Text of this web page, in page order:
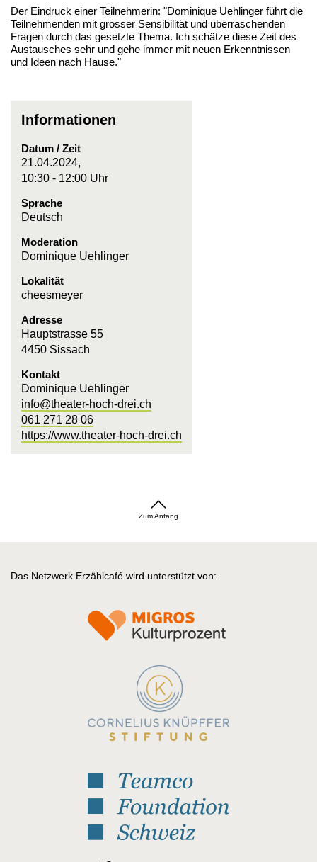
Der Eindruck einer Teilnehmerin: "Dominique Uehlinger führt die
Teilnehmenden mit grosser Sensibilität und überraschenden
Fragen durch das gesetzte Thema. Ich schätze diese Zeit des
Austausches sehr und gehe immer mit neuen Erkenntnissen
und Ideen nach Hause."
Informationen
Datum / Zeit
21.04.2024,
10:30 - 12:00 Uhr
Sprache
Deutsch
Moderation
Dominique Uehlinger
Lokalität
cheesmeyer
Adresse
Hauptstrasse 55
4450 Sissach
Kontakt
Dominique Uehlinger
info@theater-hoch-drei.ch
061 271 28 06
https://www.theater-hoch-drei.ch
Zum Anfang
Das Netzwerk Erzählcafé wird unterstützt von: